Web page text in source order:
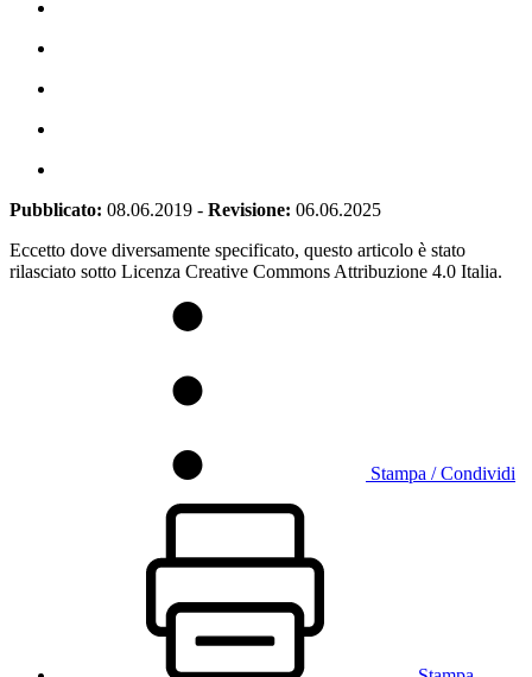
Pubblicato: 08.06.2019 - Revisione: 06.06.2025
Eccetto dove diversamente specificato, questo articolo è stato
rilasciato sotto Licenza Creative Commons Attribuzione 4.0 Italia.
Stampa / Condividi